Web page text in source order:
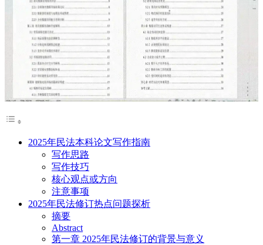
2025年民法本科论文写作指南
写作思路
写作技巧
核心观点或方向
注意事项
2025年民法修订热点问题探析
摘要
Abstract
第一章 2025年民法修订的背景与意义